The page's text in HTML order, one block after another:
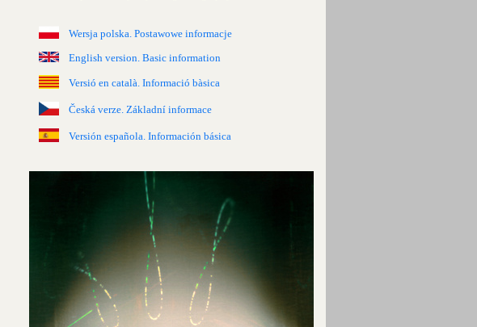
Wersja polska. Postawowe informacje
English version. Basic information
Versió en català. Informació bàsica
Česká verze. Základní informace
Versión española. Información básica